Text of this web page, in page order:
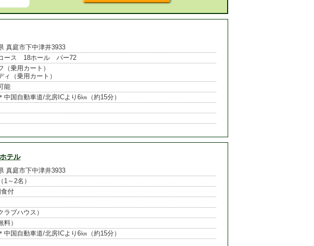
真庭市下中津井3933
ース 18ホール パー72
（乗用カート）
ィ（乗用カート）
能
中国自動車道/北房ICより6㎞（約15分）
テル
真庭市下中津井3933
1～2名）
付
ラブハウス）
料）
中国自動車道/北房ICより6㎞（約15分）